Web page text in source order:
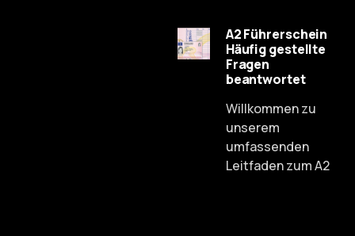
A2 Führerschein
Häufig gestellte
Fragen
beantwortet
Willkommen zu
unserem
umfassenden
Leitfaden zum A2
Chinese
Spanish
Russian